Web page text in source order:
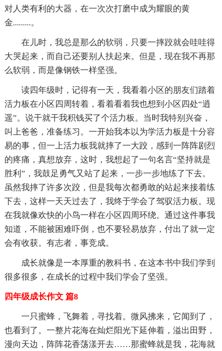
对人类有利的大器，在一次次打磨中成为耀眼的黄
金.........。
在儿时，我总是那么的软弱，只要一摔跤就会哇哇得
大哭起来，而自己还要别人扶起来。但是，现在我不再那
么软弱，而是像钢铁一样坚强。
读四年级时，记得有一天，我看着小区的朋友们踏着
活力板在小区四周转着，看着看着我也想到小区四处“逍
遥”。说干就干我积钱买了个活力板。当时我特别兴奋，
叫上爸爸，准备练习。一开始我本以为学活力板是十分容
易的事，但一上活力板我就摔了一大跤，感到一阵阵剧烈
的疼痛，真想放弃，这时，我想起了一句名言“坚持就是
胜利”，我鼓足勇气又站了起来，一步一步地练了下去。
虽然我摔了许多次跤，但是我每次都勇敢的站起来接着练
下去，这样一天天过去了，我终于学会了驾驭活力板。现
在我就像欢快的小鸟一样在小区四周环绕。通过这件事我
知道，不能被困难吓倒，也不要轻易放弃，付出了就一定
会有收获。有志者，事竞成。
成长就像是一本厚重的教科书，在这本书中我们学到
很多很多，在成长的过程中我们学会了坚强。
四年级成长作文 篇8
一只蜜蜂，飞舞着，寻找着。微风拂来，它闻到了，
也看到了。一整片花海在灿烂阳光下延伸着，溢出田野，
漫向天边，阵阵花香荡漾开去……那蜜蜂就是我，花海就